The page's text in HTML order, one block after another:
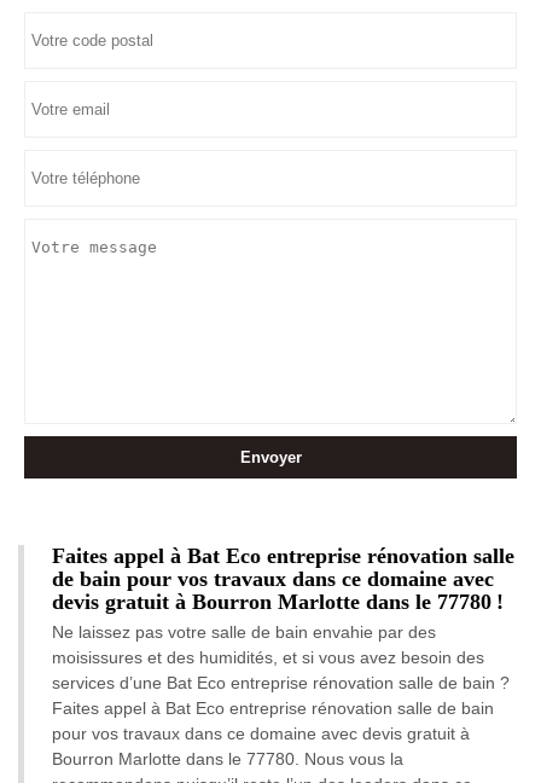
Faites appel à Bat Eco entreprise rénovation salle
de bain pour vos travaux dans ce domaine avec
devis gratuit à Bourron Marlotte dans le 77780 !
Ne laissez pas votre salle de bain envahie par des
moisissures et des humidités, et si vous avez besoin des
services d’une Bat Eco entreprise rénovation salle de bain ?
Faites appel à Bat Eco entreprise rénovation salle de bain
pour vos travaux dans ce domaine avec devis gratuit à
Bourron Marlotte dans le 77780. Nous vous la